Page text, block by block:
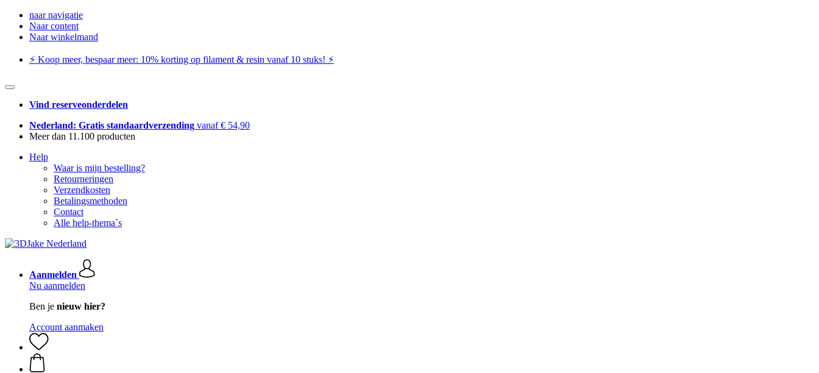
naar navigatie
Naar content
Naar winkelmand
⚡️ Koop meer, bespaar meer: ​​10% korting op filament & resin vanaf 10 stuks! ⚡️
Vind reserveonderdelen
Nederland: Gratis standaardverzending vanaf € 54,90
Meer dan 11.100 producten
Help
Waar is mijn bestelling?
Retourneringen
Verzendkosten
Betalingsmethoden
Contact
Alle help-thema`s
Aanmelden
Nu aanmelden
Ben je nieuw hier?
Account aanmaken